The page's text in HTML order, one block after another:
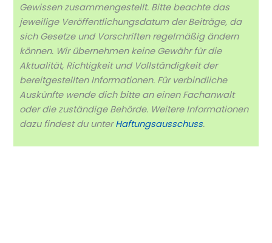
Gewissen zusammengestellt. Bitte beachte das
jeweilige Veröffentlichungsdatum der Beiträge, da
sich Gesetze und Vorschriften regelmäßig ändern
können. Wir übernehmen keine Gewähr für die
Aktualität, Richtigkeit und Vollständigkeit der
bereitgestellten Informationen. Für verbindliche
Auskünfte wende dich bitte an einen Fachanwalt
oder die zuständige Behörde. Weitere Informationen
dazu findest du unterHaftungsausschuss.